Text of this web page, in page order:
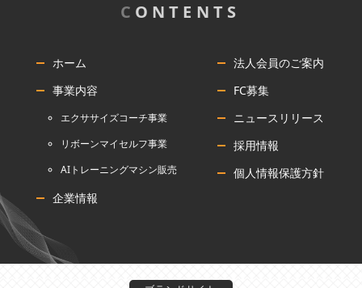
C ONTENTS
ホーム
事業内容
エクササイズコーチ事業
リボーンマイセルフ事業
AIトレーニングマシン販売
企業情報
法人会員のご案内
FC募集
ニュースリリース
採用情報
個人情報保護方針